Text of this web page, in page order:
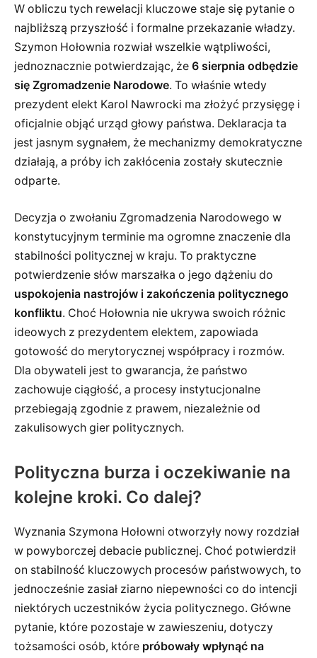
W obliczu tych rewelacji kluczowe staje się pytanie o
najbliższą przyszłość i formalne przekazanie władzy.
Szymon Hołownia rozwiał wszelkie wątpliwości,
jednoznacznie potwierdzając, że 6 sierpnia odbędzie
się Zgromadzenie Narodowe. To właśnie wtedy
prezydent elekt Karol Nawrocki ma złożyć przysięgę i
oficjalnie objąć urząd głowy państwa. Deklaracja ta
jest jasnym sygnałem, że mechanizmy demokratyczne
działają, a próby ich zakłócenia zostały skutecznie
odparte.
Decyzja o zwołaniu Zgromadzenia Narodowego w
konstytucyjnym terminie ma ogromne znaczenie dla
stabilności politycznej w kraju. To praktyczne
potwierdzenie słów marszałka o jego dążeniu do
uspokojenia nastrojów i zakończenia politycznego
konfliktu. Choć Hołownia nie ukrywa swoich różnic
ideowych z prezydentem elektem, zapowiada
gotowość do merytorycznej współpracy i rozmów.
Dla obywateli jest to gwarancja, że państwo
zachowuje ciągłość, a procesy instytucjonalne
przebiegają zgodnie z prawem, niezależnie od
zakulisowych gier politycznych.
Polityczna burza i oczekiwanie na
kolejne kroki. Co dalej?
Wyznania Szymona Hołowni otworzyły nowy rozdział
w powyborczej debacie publicznej. Choć potwierdził
on stabilność kluczowych procesów państwowych, to
jednocześnie zasiał ziarno niepewności co do intencji
niektórych uczestników życia politycznego. Główne
pytanie, które pozostaje w zawieszeniu, dotyczy
tożsamości osób, które próbowały wpłynąć na